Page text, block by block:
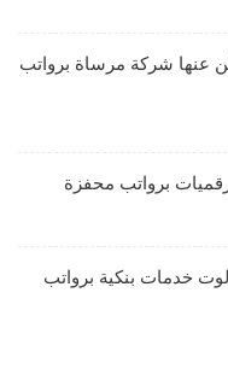
عنها شركة مرساة برواتب
برواتب محفزة
خدمات بنكية برواتب